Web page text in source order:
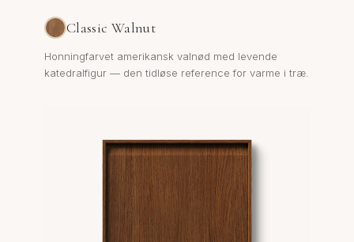
Classic Walnut
Honningfarvet amerikansk valnød med levende
katedralfigur — den tidløse reference for varme i træ.